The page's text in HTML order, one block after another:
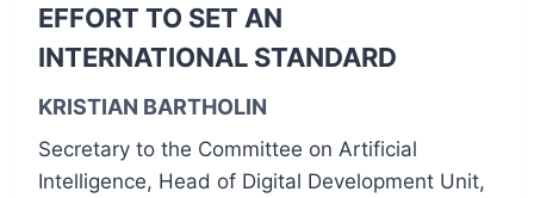
EFFORT TO SET AN
INTERNATIONAL STANDARD
KRISTIAN BARTHOLIN
Secretary to the Committee on Artificial
Intelligence, Head of Digital Development Unit,